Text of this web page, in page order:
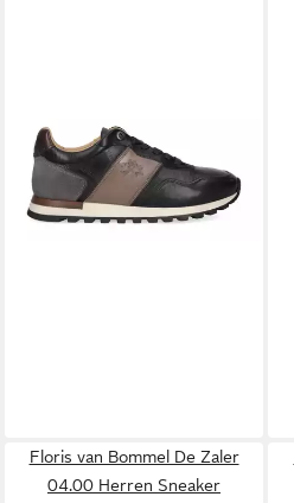
Floris van Bommel De Zaler
04.00 Herren Sneaker